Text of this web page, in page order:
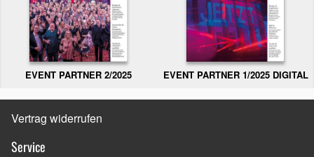
EVENT PARTNER 2/2025 EVENT PARTNER 1/2025 DIGITAL
Vertrag widerrufen
Service